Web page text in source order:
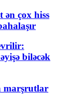
ən çox hiss
biləcək
marşrutlar